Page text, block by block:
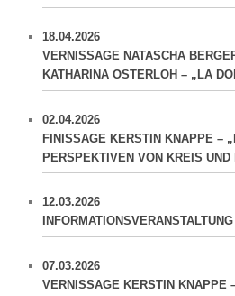
18.04.2026
VERNISSAGE NATASCHA
KATHARINA OSTERLOH – „LA
02.04.2026
FINISSAGE KERSTIN KNAPPE –
PERSPEKTIVEN VON KREIS UND
12.03.2026
07.03.2026
VERNISSAGE KERSTIN KNAPPE